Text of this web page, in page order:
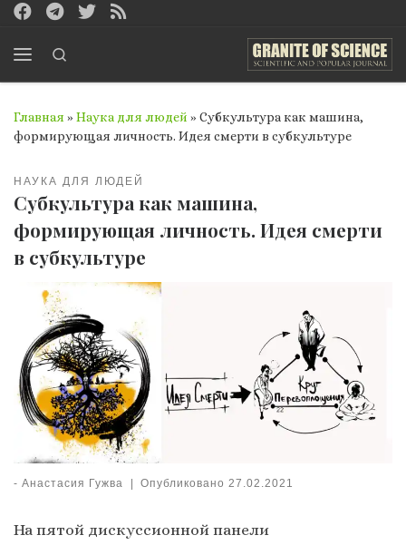
Перейти к содержимому
Главная » Наука для людей » Субкультура как машина,
формирующая личность. Идея смерти в субкультуре
НАУКА ДЛЯ ЛЮДЕЙ
Субкультура как машина,
формирующая личность. Идея смерти
в субкультуре
- Анастасия Гужва | Опубликовано 27.02.2021
На пятой дискуссионной панели